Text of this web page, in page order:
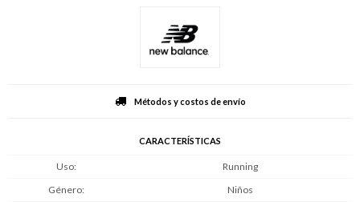
Métodos y costos de envío
CARACTERÍSTICAS
Uso
Running
Género
Niños